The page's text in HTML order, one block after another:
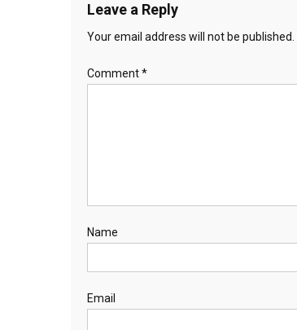
Leave a Reply
Your email address will not be published.
Comment*
Name
Email